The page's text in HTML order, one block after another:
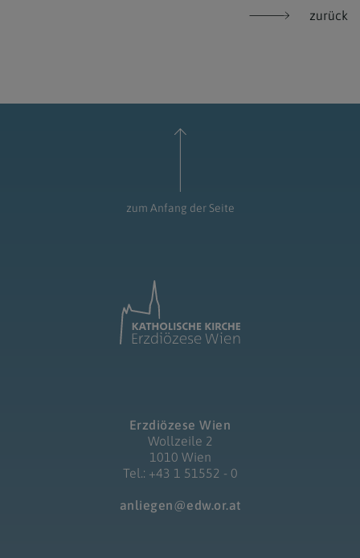
zurück
zum Anfang der Seite
Erzdiözese Wien
Wollzeile 2
1010 Wien
Tel.: +43 1 51552 - 0
anliegen@edw.or.at